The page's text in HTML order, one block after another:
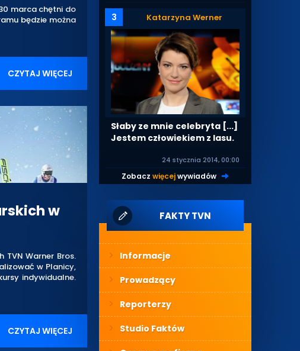
marca chętni do
będzie można
CZYTAJ WIĘCEJ
w
Warner Bros.
w Planicy,
indywidualne.
CZYTAJ WIĘCEJ
3 Katarzyna Werner
Słaby ze mnie celebryta [...]
Jestem człowiekiem z lasu.
24 stycznia 2014, 00:00
Zobaczwięcejwywiadów |
FAKTY TVN
Informacje
Prowadzący
Reporterzy
Studio Faktów